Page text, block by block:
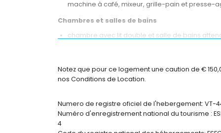
machine à café, mixeur, grille-pain et presse-
Chambres et salles de bains
chambre avec lit double et salle de bains
Extérieur de l'appartement
piscine commune en forme de rein
piscine pour enfants
Notez que pour ce logement une caution de €
nos Conditions de Location.
Numero de registre oficiel de l'hebergement: VT-
Numéro d'enregistrement national du tourisme :
4